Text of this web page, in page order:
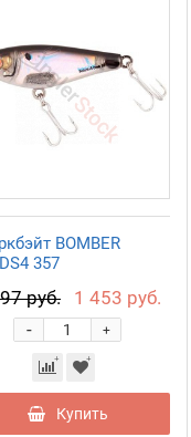
BOMBER
357
руб. 1 453 руб.
+
-
Купить